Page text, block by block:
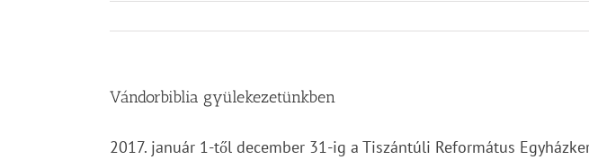
Vándorbiblia gyülekezetünkben
2017. január 1-től december 31-ig a Tiszántúli Református